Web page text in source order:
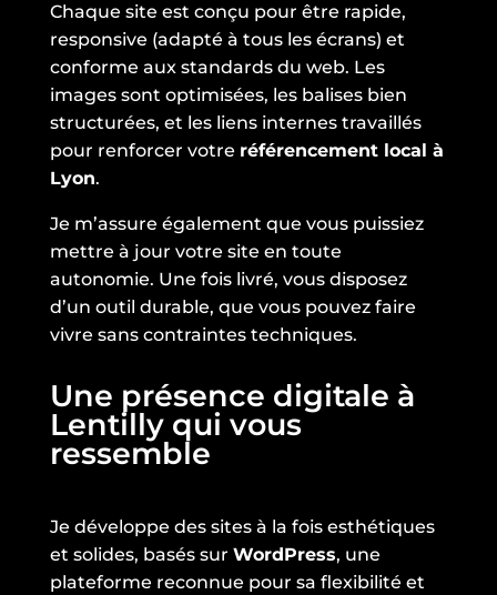
Chaque site est conçu pour être rapide,
responsive (adapté à tous les écrans) et
conforme aux standards du web. Les
images sont optimisées, les balises bien
structurées, et les liens internes travaillés
pour renforcer votre référencement local à
Lyon.
Je m’assure également que vous puissiez
mettre à jour votre site en toute
autonomie. Une fois livré, vous disposez
d’un outil durable, que vous pouvez faire
vivre sans contraintes techniques.
Une présence digitale à
Lentilly qui vous
ressemble
Je développe des sites à la fois esthétiques
et solides, basés sur WordPress, une
plateforme reconnue pour sa flexibilité et